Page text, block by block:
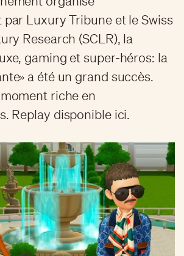
Luxury Tribune et le Swiss
Research (SCLR), la
gaming et super-héros: la
a été un grand succès.
riche en
Replay disponible ici.